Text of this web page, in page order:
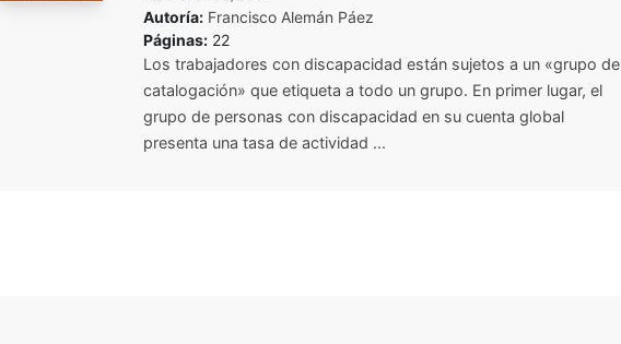
Autoría: Francisco Alemán Páez
Páginas:22
Los trabajadores con discapacidad están sujetos a un «grupo de
catalogación» que etiqueta a todo un grupo. En primer lugar, el
grupo de personas con discapacidad en su cuenta global
presenta una tasa de actividad ...